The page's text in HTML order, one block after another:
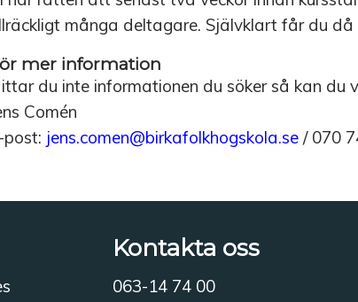
många deltagare. Självklart får du
mer information
du inte informationen du söker så kan du
Comén
post: jens.comen@birkafolkhogskola.se / 070
Kontakta oss
063-14 74 00